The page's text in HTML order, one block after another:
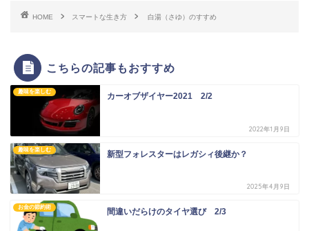
HOME スマートな生き方 白湯（さゆ）のすすめ
こちらの記事もおすすめ
趣味を楽しむ カーオブザイヤー2021 2/2
2022年1月9日
趣味を楽しむ 新型フォレスターはレガシィ後継か？
2025年4月9日
お金の節約術 間違いだらけのタイヤ選び 2/3